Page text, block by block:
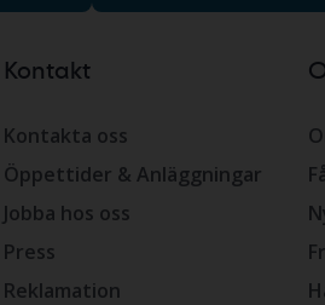
Kontakt
Kontakta oss
Öppettider & Anläggningar
Jobba hos oss
Press
Reklamation